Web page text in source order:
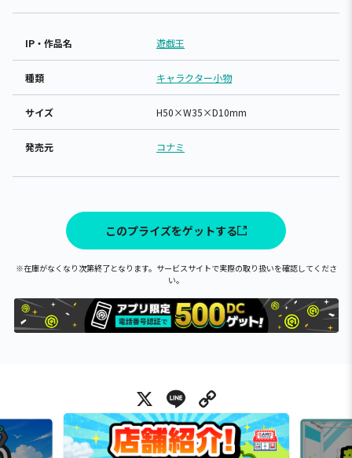
IP・作品名 遊戯王
種類 キャラクター小物
サイズ H50×W35×D10mm
発売元 コナミ
このプライズをゲットする
※在庫がなくなり次第終了となります。サービスサイトで実際の取り扱いを確認してくださ
い。
X Line